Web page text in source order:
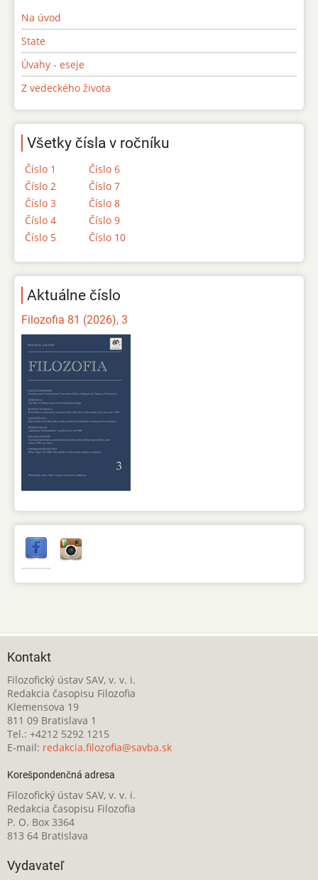
Na úvod
State
Úvahy - eseje
Z vedeckého života
Všetky čísla v ročníku
Číslo 1
Číslo 2
Číslo 3
Číslo 4
Číslo 5
Číslo 6
Číslo 7
Číslo 8
Číslo 9
Číslo 10
Aktuálne číslo
Filozofia 81 (2026), 3
Kontakt
Filozofický ústav SAV, v. v. i.
Redakcia časopisu Filozofia
Klemensova 19
811 09 Bratislava 1
Tel.: +4212 5292 1215
E-mail: redakcia.filozofia@savba.sk
Korešpondenčná adresa
Filozofický ústav SAV, v. v. i.
Redakcia časopisu Filozofia
P. O. Box 3364
813 64 Bratislava
Vydavateľ